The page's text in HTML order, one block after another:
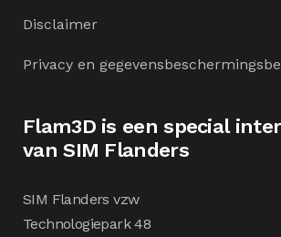
Disclaimer
Privacy en
Flam3D is een special
van SIM Flanders
SIM Flanders vzw
Technologiepark 48